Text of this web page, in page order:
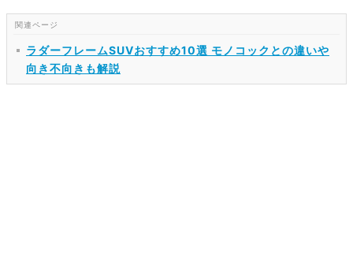
ラダーフレームSUVおすすめ10選 モノコックとの違いや
向き不向きも解説